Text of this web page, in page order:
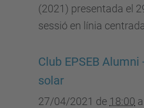
(2021) presentada el
sessió en línia
Club EPSEB
solar
27/04/2021 de 18:00 a